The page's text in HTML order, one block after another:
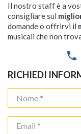
Il nostro staff è a
consigliare sul
domande o offrirvi il
musicali che non
phone
RICHIEDI